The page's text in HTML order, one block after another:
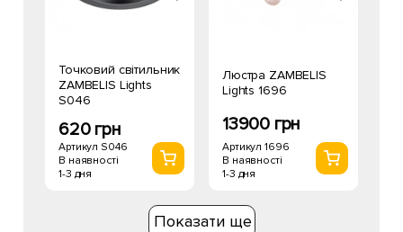
Точковий світильник
ZAMBELIS Lights
S046
620 грн
Артикул S046
В наявності
1-3 дня
Люстра ZAMBELIS
Lights 1696
13900 грн
Артикул 1696
В наявності
1-3 дня
Показати ще